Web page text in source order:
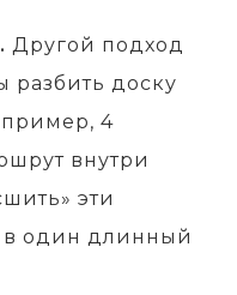
Другой подход
разбить доску
4
внутри
эти
один длинный